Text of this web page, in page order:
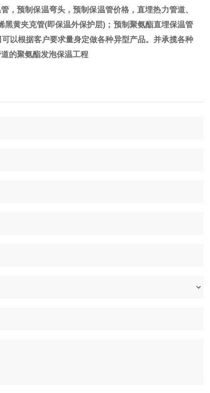
预制保温弯头，预制保温管价格，直埋热力管道、
黄夹克管(即保温外保护层)；预制聚氨酯直埋保温管
以根据客户要求量身定做各种异型产品。并承揽各种
的聚氨酯发泡保温工程